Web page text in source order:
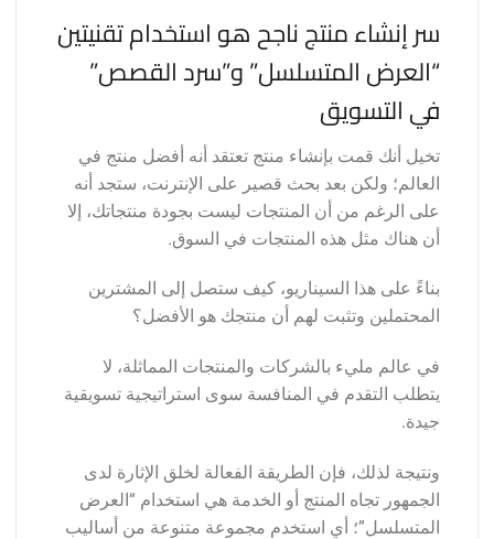
سر إنشاء منتج ناجح هو استخدام تقنيتين
“العرض المتسلسل” و”سرد القصص”
في التسويق
تخيل أنك قمت بإنشاء منتج تعتقد أنه أفضل منتج في
العالم؛ ولكن بعد بحث قصير على الإنترنت، ستجد أنه
على الرغم من أن المنتجات ليست بجودة منتجاتك، إلا
أن هناك مثل هذه المنتجات في السوق.
بناءً على هذا السيناريو، كيف ستصل إلى المشترين
المحتملين وتثبت لهم أن منتجك هو الأفضل؟
في عالم مليء بالشركات والمنتجات المماثلة، لا
يتطلب التقدم في المنافسة سوى استراتيجية تسويقية
جيدة.
ونتيجة لذلك، فإن الطريقة الفعالة لخلق الإثارة لدى
الجمهور تجاه المنتج أو الخدمة هي استخدام “العرض
المتسلسل”؛ أي استخدم مجموعة متنوعة من أساليب